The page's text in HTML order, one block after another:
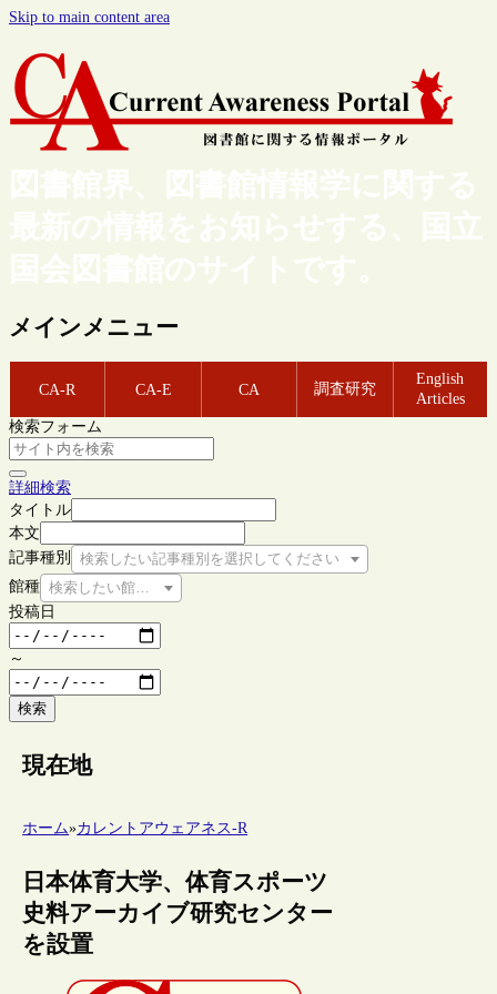
Skip to main content area
図書館界、図書館情報学に関する
最新の情報をお知らせする、国立
国会図書館のサイトです。
メインメニュー
CA-R CA-E CA 調査研究
English
Articles
検索フォーム
詳細検索
タイトル
本文
記事種別
検索したい記事種別を選択してください
館種 検索したい館種を選択してください
投稿日
～
検索
現在地
ホーム»カレントアウェアネス-R
日本体育大学、体育スポーツ
史料アーカイブ研究センター
を設置